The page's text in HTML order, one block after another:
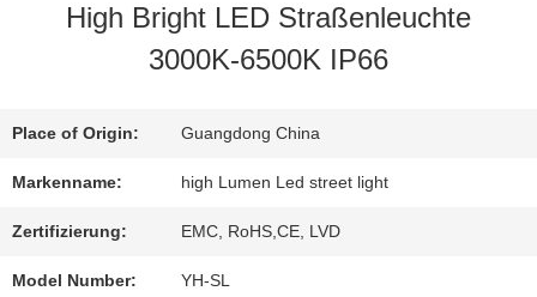
AUSFLUG
QUALITÄTSKONTROLLE
High Bright LED Straßenleuchte
3000K-6500K IP66
Place of Origin: Guangdong China
Markenname: high Lumen Led street light
Zertifizierung: EMC, RoHS,CE, LVD
Model Number: YH-SL